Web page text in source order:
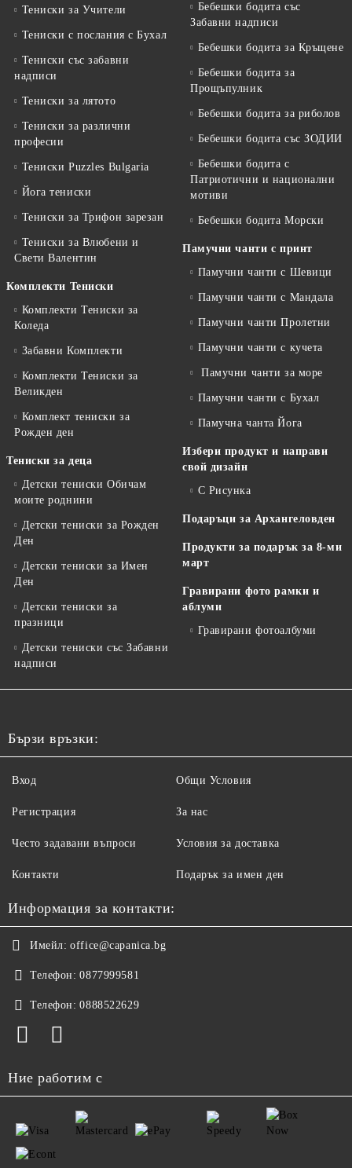
Тениски за Учители
Тениски с послания с Бухал
Тениски със забавни
надписи
Тениски за лятото
Тениски за различни
професии
Тениски Puzzles Bulgaria
Йога тениски
Тениски за Трифон зарезан
Тениски за Влюбени и
Свети Валентин
Комплекти Тениски
Комплекти Тениски за
Коледа
Забавни Комплекти
Комплекти Тениски за
Великден
Комплект тениски за
Рожден ден
Тениски за деца
Детски тениски Обичам
моите роднини
Детски тениски за Рожден
Ден
Детски тениски за Имен
Ден
Детски тениски за
празници
Детски тениски със Забавни
надписи
Бебешки бодита със
Забавни надписи
Бебешки бодита за Кръщене
Бебешки бодита за
Прощъпулник
Бебешки бодита за риболов
Бебешки бодита със ЗОДИИ
Бебешки бодита с
Патриотични и национални
мотиви
Бебешки бодита Морски
Памучни чанти с принт
Памучни чанти с Шевици
Памучни чанти с Мандала
Памучни чанти Пролетни
Памучни чанти с кучета
Памучни чанти за море
Памучни чанти с Бухал
Памучна чанта Йога
Избери продукт и направи
свой дизайн
С Рисунка
Подаръци за Архангеловден
Продукти за подарък за 8-ми
март
Гравирани фото рамки и
аблуми
Гравирани фотоалбуми
Бързи връзки:
Вход
Регистрация
Често задавани въпроси
Контакти
Общи Условия
За нас
Условия за доставка
Подарък за имен ден
Информация за контакти:
Имейл: office@capanica.bg
Телефон: 0877999581
Телефон: 0888522629
Ние работим с